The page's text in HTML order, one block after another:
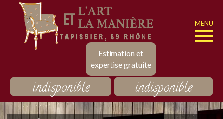
Estimation et
expertise gratuite
MENU
indisponible indisponible